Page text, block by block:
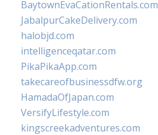
BaytownEvaCationRentals.com
JabalpurCakeDelivery.com
halobjd.com
intelligenceqatar.com
PikaPikaApp.com
takecareofbusinessdfw.org
HamadaOfJapan.com
VersifyLifestyle.com
kingscreekadventures.com